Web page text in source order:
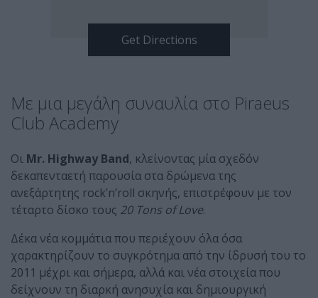
Με μια μεγάλη συναυλία στο Piraeus
Club Academy
Οι Mr. Highway Band, κλείνοντας μία σχεδόν
δεκαπενταετή παρουσία στα δρώμενα της
ανεξάρτητης rock’n’roll σκηνής, επιστρέφουν με τον
τέταρτο δίσκο τους 20 Tons of Love.
Δέκα νέα κομμάτια που περιέχουν όλα όσα
χαρακτηρίζουν το συγκρότημα από την ίδρυσή του το
2011 μέχρι και σήμερα, αλλά και νέα στοιχεία που
δείχνουν τη διαρκή ανησυχία και δημιουργική